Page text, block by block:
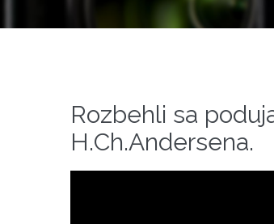
Rozbehli sa
H.Ch.Andersena.